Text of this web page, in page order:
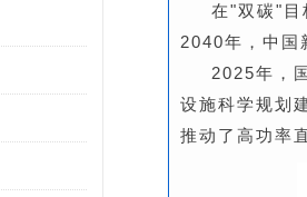
在"双碳"目
2040年，中国
2025年，
设施科学规划
推动了高功率